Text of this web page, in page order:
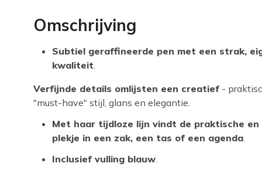
Omschrijving
Subtiel geraffineerde pen met een strak,
kwaliteit.
Verfijnde details omlijsten een creatief -
"must-have" stijl, glans en elegantie.
Met haar tijdloze lijn vindt de praktische
plekje in een zak, een tas of een agenda.
Inclusief vulling blauw.